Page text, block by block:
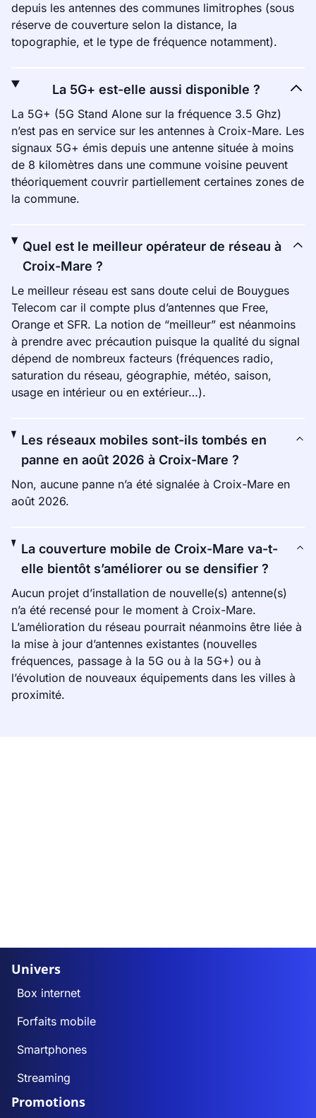
depuis les antennes des communes limitrophes (sous
réserve de couverture selon la distance, la
topographie, et le type de fréquence notamment).
La 5G+ est-elle aussi disponible ?
La 5G+ (5G Stand Alone sur la fréquence 3.5 Ghz)
n’est pas en service sur les antennes à Croix-Mare. Les
signaux 5G+ émis depuis une antenne située à moins
de 8 kilomètres dans une commune voisine peuvent
théoriquement couvrir partiellement certaines zones de
la commune.
Quel est le meilleur opérateur de réseau à
Croix-Mare ?
Le meilleur réseau est sans doute celui de Bouygues
Telecom car il compte plus d’antennes que Free,
Orange et SFR. La notion de “meilleur” est néanmoins
à prendre avec précaution puisque la qualité du signal
dépend de nombreux facteurs (fréquences radio,
saturation du réseau, géographie, météo, saison,
usage en intérieur ou en extérieur…).
Les réseaux mobiles sont-ils tombés en
panne en août 2026 à Croix-Mare ?
Non, aucune panne n’a été signalée à Croix-Mare en
août 2026.
La couverture mobile de Croix-Mare va-t-
elle bientôt s’améliorer ou se densifier ?
Aucun projet d’installation de nouvelle(s) antenne(s)
n’a été recensé pour le moment à Croix-Mare.
L’amélioration du réseau pourrait néanmoins être liée à
la mise à jour d’antennes existantes (nouvelles
fréquences, passage à la 5G ou à la 5G+) ou à
l’évolution de nouveaux équipements dans les villes à
proximité.
Univers
Box internet
Forfaits mobile
Smartphones
Streaming
Promotions